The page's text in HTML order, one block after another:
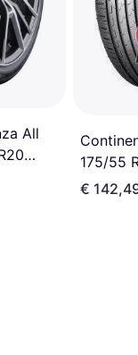
All
175/55
€